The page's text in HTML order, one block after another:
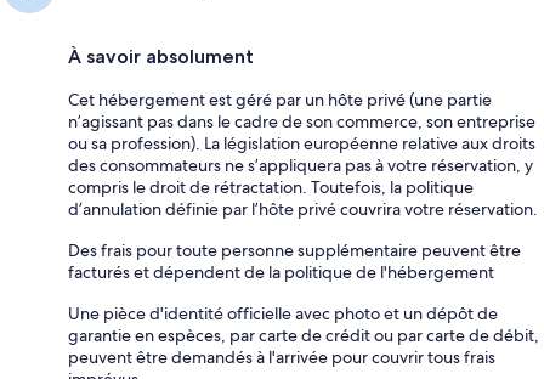
À savoir absolument
Cet hébergement est géré par un hôte privé (une partie
n’agissant pas dans le cadre de son commerce, son entreprise
ou sa profession). La législation européenne relative aux droits
des consommateurs ne s’appliquera pas à votre réservation, y
compris le droit de rétractation. Toutefois, la politique
d’annulation définie par l’hôte privé couvrira votre réservation.
Des frais pour toute personne supplémentaire peuvent être
facturés et dépendent de la politique de l'hébergement
Une pièce d'identité officielle avec photo et un dépôt de
garantie en espèces, par carte de crédit ou par carte de débit,
peuvent être demandés à l'arrivée pour couvrir tous frais